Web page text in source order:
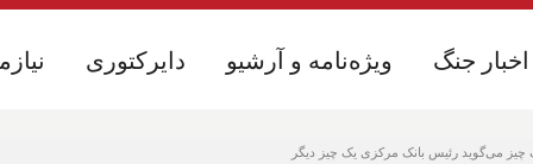
دایرکتوری ویژه‌نامه و آرشیو اخبار جنگ دایرکتوری ویژه‌نامه و آرشیو اخبار جنگ